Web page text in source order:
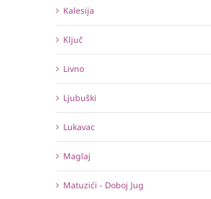
Kalesija
Ključ
Livno
Ljubuški
Lukavac
Maglaj
Matuzići - Doboj Jug